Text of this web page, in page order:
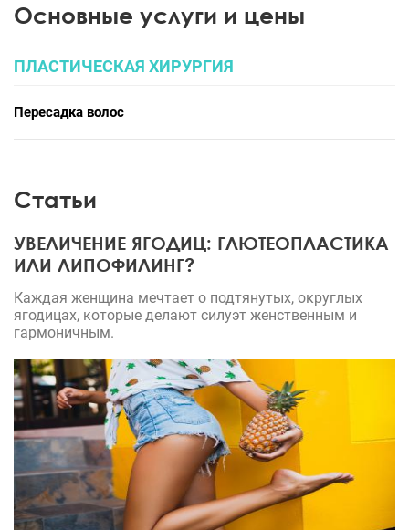
Основные услуги и цены
ПЛАСТИЧЕСКАЯ ХИРУРГИЯ
Пересадка волос
Статьи
УВЕЛИЧЕНИЕ ЯГОДИЦ: ГЛЮТЕОПЛАСТИКА
ИЛИ ЛИПОФИЛИНГ?
Каждая женщина мечтает о подтянутых, округлых
ягодицах, которые делают силуэт женственным и
гармоничным.